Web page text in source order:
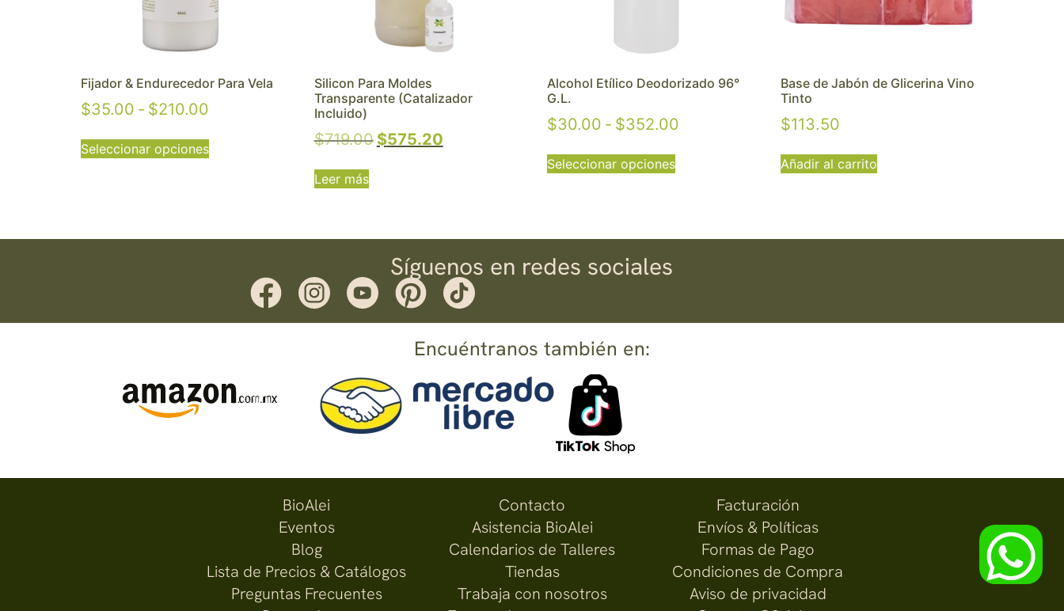
Fijador & Endurecedor Para Vela
$35.00 - $210.00
Seleccionar opciones
Silicon Para Moldes
Transparente (Catalizador
Incluido)
$719.00 $575.20
Leer más
Alcohol Etílico Deodorizado 96°
G.L.
$30.00 - $352.00
Seleccionar opciones
Base de Jabón de Glicerina Vino
Tinto
$113.50
Añadir al carrito
Síguenos en redes sociales
Encuéntranos también en:
BioAlei
Eventos
Blog
Lista de Precios & Catálogos
Preguntas Frecuentes
Contacto
Asistencia BioAlei
Calendarios de Talleres
Tiendas
Trabaja con nosotros
Facturación
Envíos & Políticas
Formas de Pago
Condiciones de Compra
Aviso de privacidad